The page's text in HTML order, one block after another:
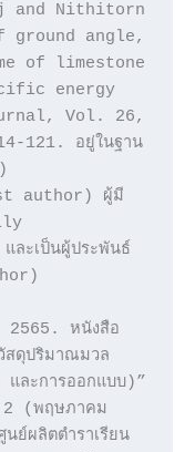
and Nithitorn
ground angle,
of limestone
energy
Vol. 26,
121. อยู่ในฐาน
author) ผู้มี
เป็นผู้ประพันธ์
2565. หนังสือ
สดุปริมาณมวล
และการออกแบบ)”
2 (พฤษภาคม
ผลิตตำราเรียน